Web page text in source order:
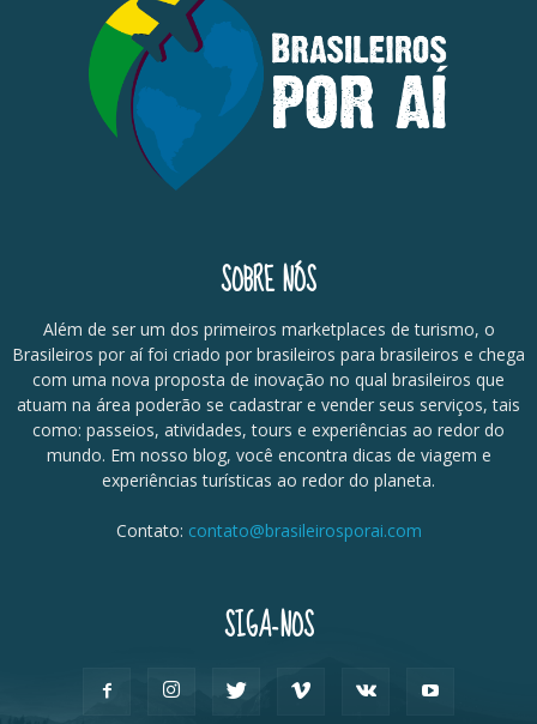
SOBRE NÓS
Além de ser um dos primeiros marketplaces de turismo, o
Brasileiros por aí foi criado por brasileiros para brasileiros e chega
com uma nova proposta de inovação no qual brasileiros que
atuam na área poderão se cadastrar e vender seus serviços, tais
como: passeios, atividades, tours e experiências ao redor do
mundo. Em nosso blog, você encontra dicas de viagem e
experiências turísticas ao redor do planeta.
Contato: contato@brasileirosporai.com
SIGA-NOS